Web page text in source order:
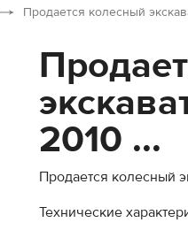
Продается колесный
2010 ...
Продается колесный
Технические